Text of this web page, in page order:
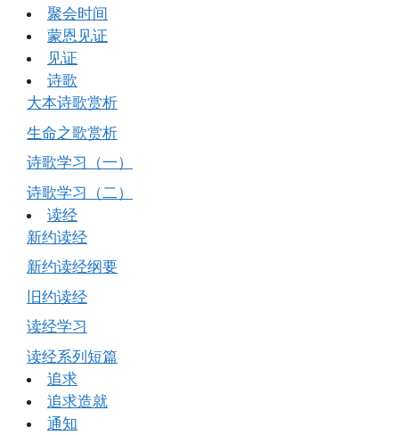
聚会时间
蒙恩见证
见证
诗歌
大本诗歌赏析
生命之歌赏析
诗歌学习（一）
诗歌学习（二）
读经
新约读经
新约读经纲要
旧约读经
读经学习
读经系列短篇
追求
追求造就
通知